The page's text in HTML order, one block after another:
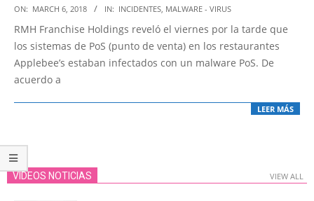
2018-
03-
06
ON: MARCH 6, 2018 IN: INCIDENTES, MALWARE - VIRUS
RMH Franchise Holdings reveló el viernes por la tarde que
los sistemas de PoS (punto de venta) en los restaurantes
Applebee’s estaban infectados con un malware PoS. De
acuerdo a
LEER MÁS
VIDEOS NOTICIAS VIEW ALL